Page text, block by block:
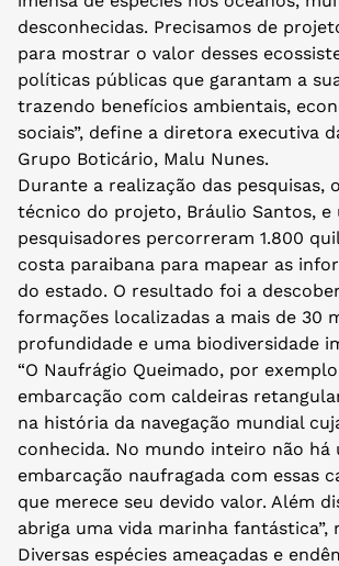
desconhecidas. Precisamos de
para mostrar o valor desses
políticas públicas que garantam a
trazendo benefícios ambientais,
sociais”, define a diretora executiva
Grupo Boticário, Malu Nunes.
Durante a realização das pesquisas,
técnico do projeto, Bráulio Santos, e
pesquisadores percorreram 1.800
costa paraibana para mapear as
do estado. O resultado foi a
formações localizadas a mais de 30
profundidade e uma biodiversidade
“O Naufrágio Queimado, por
embarcação com caldeiras
na história da navegação mundial
conhecida. No mundo inteiro não há
embarcação naufragada com essas
que merece seu devido valor. Além
abriga uma vida marinha fantástica”,
Diversas espécies ameaçadas e